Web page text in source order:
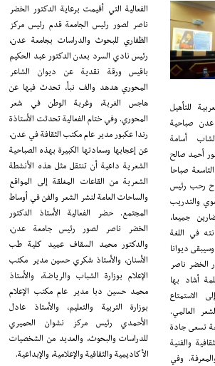
للتأهيل
صباحية
أسامة
أحمد صالح
صباحا
رحب رئيس
والتدريب
جميعا،
في اللغة
ديوانا
الخضر ناصر
أشاد بها
الاستمتاع
العالمي.
تسعى جادة
والفنية
وفي
الفعالية التي أقيمت برعاية الدكتور الخضر
ناصر لصور رئيس الجامعة قدم رئيس مركز
الظفاري للبحوث والدراسات بجامعة عدن،
رئيس نادي السرد بعدن الدكتور عبد الحكيم
باقيس ورقة نقدية عن ديوان الشاعر
المحوري هدهد والف نبأ، تحدث فيها عن
هاجس الغربة، وغربة الوطن في شعر
المحوري. وفي ختام الفعالية تحدثت الأستاذة
رندا عكبور مدير عام مكتب الثقافة في عدن،
عن إعجابها وسعادتها الكبيرة بهذه الصباحية
الشعرية داعية أن تنتقل مثل هذه الأنشطة
الشعرية من القاعات المغلقة إلى المواقع
والساحات العامة لنشر الشعر والفن في أوساط
المجتمع. حضر الفعالية الأستاذ الدكتور
الخضر ناصر لصور رئيس جامعة عدن،
والدكتور محمد السقاف عميد كلية طب
الأسنان، والأستاذ شكري حسين مدير مكتب
الإعلام بوزارة الشباب والرياضة، والأستاذ
محمد حسين دبا مدير عام مكتب الإعلام
بوزارة التربية والتعليم، والأستاذ عادل
الأحمدي رئيس مركز نشوان الحميري
للدراسات والبحوث، والعديد من الشخصيات
الأكاديمية والثقافية والإعلامية، والإبداعية.